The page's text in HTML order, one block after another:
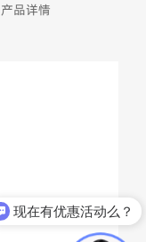
产品详情
现在有优惠活动么？